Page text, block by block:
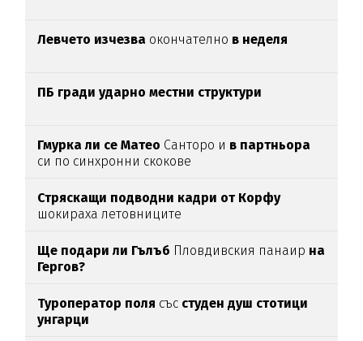
Левчето изчезва окончателно в неделя
ПБ гради ударно местни структури
Гмурка ли се Матео Санторо и в партньора
си по синхронни скокове
Стряскащи подводни кадри от Корфу
шокираха летовниците
Ще подари ли Гълъб Пловдивския панаир на
Гергов?
Туроператор поля със студен душ стотици
унгарци